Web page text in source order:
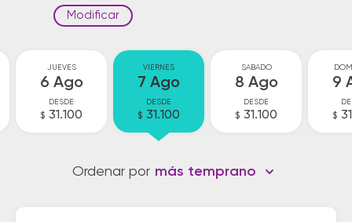
Modificar
JUEVES
6 Ago
DESDE
$ 31.100
VIERNES
7 Ago
DESDE
$ 31.100
SABADO
8 Ago
DESDE
$ 31.100
9
$
Ordenar por más temprano